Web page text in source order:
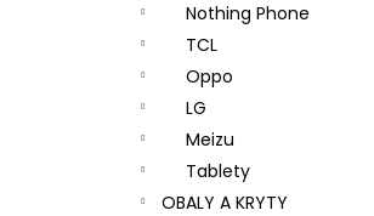
Nothing Phone
TCL
Oppo
LG
Meizu
Tablety
OBALY A KRYTY